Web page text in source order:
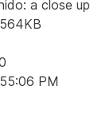
a close
PM